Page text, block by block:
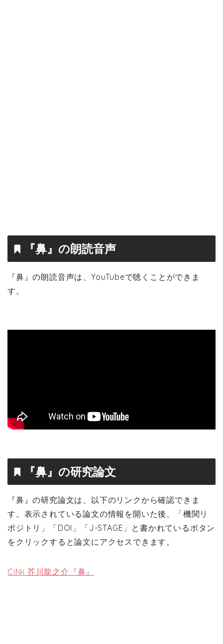
『鼻』の朗読音声
『鼻』の朗読音声は、YouTubeで聴くことができま
す。
『鼻』の研究論文
『鼻』の研究論文は、以下のリンクから確認できま
す。表示されている論文の情報を開いた後、「機関リ
ポジトリ」「DOI」「J-STAGE」と書かれているボタン
をクリックすると論文にアクセスできます。
CiNii 芥川龍之介『鼻』